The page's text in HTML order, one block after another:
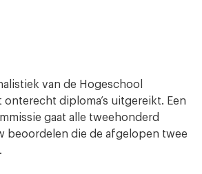
van de Hogeschool
diploma’s uitgereikt. Een
gaat alle tweehonderd
beoordelen die de afgelopen twee